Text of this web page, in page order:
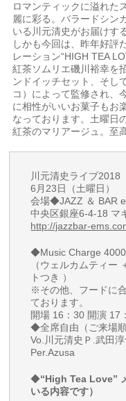
ロマンティックに溢れた
麗に彩る。バラードシン
いる川元清史がお届けす
しかも今回は、昨年好評
レーション“HIGH TEA
紅茶ソムリエ磯川裕幸を
ンドイッチセット、そし
コ）によって監修され、
に相性がいいお菓子もお
なっております。土曜日
紅茶のマリアージュ。至
川元清史ライブ2018
6月23日（土曜日）
会場◆JAZZ ＆ BAR
中央区銀座6-4-18 マ
http://jazzbar-
◆Music Charge 4000
（ウェルカムティー
トつき ）
※その他、フードに
ております。
開場 16：30 開演 17
◆全席自由（ご来場
Vo.川元清史Ｐ.武田
Per.Azusa
◆“High Tea Love”
いる内容です）